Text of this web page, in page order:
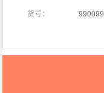
货号： 990099